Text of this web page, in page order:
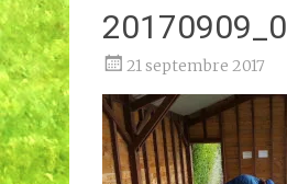
21 septembre 2017